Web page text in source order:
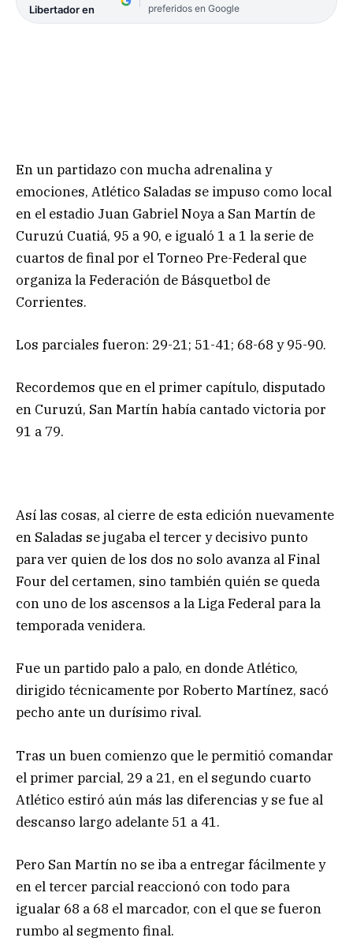
Libertador en
preferidos en Google
En un partidazo con mucha adrenalina y
emociones, Atlético Saladas se impuso como local
en el estadio Juan Gabriel Noya a San Martín de
Curuzú Cuatiá, 95 a 90, e igualó 1 a 1 la serie de
cuartos de final por el Torneo Pre-Federal que
organiza la Federación de Básquetbol de
Corrientes.
Los parciales fueron: 29-21; 51-41; 68-68 y 95-90.
Recordemos que en el primer capítulo, disputado
en Curuzú, San Martín había cantado victoria por
91 a 79.
Así las cosas, al cierre de esta edición nuevamente
en Saladas se jugaba el tercer y decisivo punto
para ver quien de los dos no solo avanza al Final
Four del certamen, sino también quién se queda
con uno de los ascensos a la Liga Federal para la
temporada venidera.
Fue un partido palo a palo, en donde Atlético,
dirigido técnicamente por Roberto Martínez, sacó
pecho ante un durísimo rival.
Tras un buen comienzo que le permitió comandar
el primer parcial, 29 a 21, en el segundo cuarto
Atlético estiró aún más las diferencias y se fue al
descanso largo adelante 51 a 41.
Pero San Martín no se iba a entregar fácilmente y
en el tercer parcial reaccionó con todo para
igualar 68 a 68 el marcador, con el que se fueron
rumbo al segmento final.